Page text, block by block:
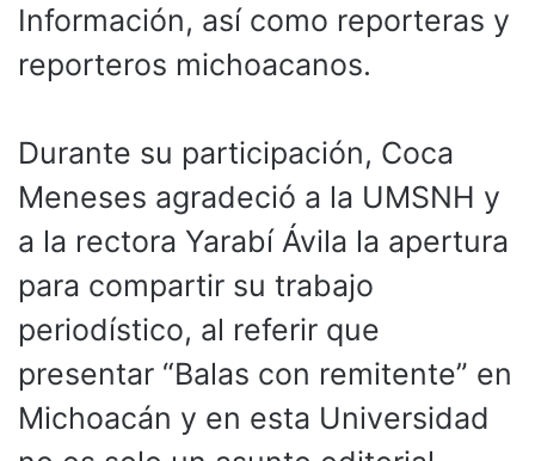
Información, así como reporteras y
reporteros michoacanos.
Durante su participación, Coca
Meneses agradeció a la UMSNH y
a la rectora Yarabí Ávila la apertura
para compartir su trabajo
periodístico, al referir que
presentar “Balas con remitente” en
Michoacán y en esta Universidad